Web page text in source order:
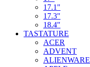
17.1"
17.3"
18.4"
TASTATURE
ACER
ADVENT
ALIENWARE